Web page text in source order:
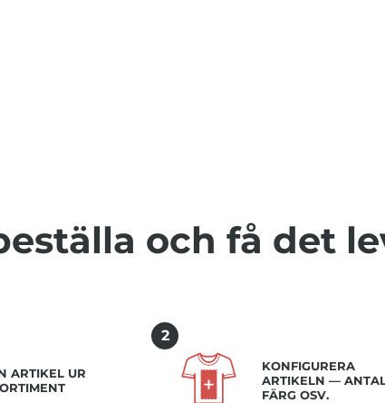
och få det
ARTIKEL UR
2
KONFIGURERA
ARTIKELN —
FÄRG OSV.